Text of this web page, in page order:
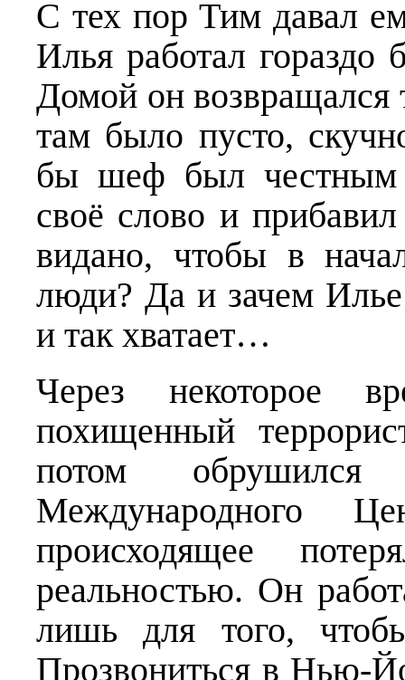
С тех пор Тим давал
Илья работал
Домой он возвращался
там было пусто,
бы шеф был честным
своё слово и
видано, чтобы в
люди? Да и зачем
и так хватает…
Через некоторое
похищенный
потом
Международного
происходящее
реальностью. Он
лишь для того,
Прозвониться в Нью-